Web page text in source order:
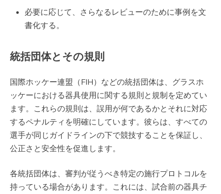
必要に応じて、さらなるレビューのために事例を文
書化する。
統括団体とその規則
国際ホッケー連盟（FIH）などの統括団体は、グラスホ
ッケーにおける器具使用に関する規則と規制を定めてい
ます。これらの規則は、誤用が何であるかとそれに対応
するペナルティを明確にしています。彼らは、すべての
選手が同じガイドラインの下で競技することを保証し、
公正さと安全性を促進します。
各統括団体は、審判が従うべき特定の施行プロトコルを
持っている場合があります。これには、試合前の器具チ